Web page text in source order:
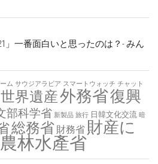
」一番面白いと思ったのは？- みん
ム サウジアラビア スマートウォッチ チャット
世界遺産外務省復興
部科学省 新製品 旅行 日韓文化交流 暗
総務省 財務省 財産に
農林水產省